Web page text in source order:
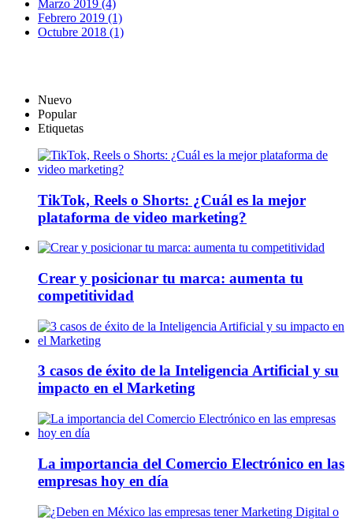
Marzo 2019 (4)
Febrero 2019 (1)
Octubre 2018 (1)
Nuevo
Popular
Etiquetas
TikTok, Reels o Shorts: ¿Cuál es la mejor
plataforma de video marketing?
Crear y posicionar tu marca: aumenta tu
competitividad
3 casos de éxito de la Inteligencia Artificial y su
impacto en el Marketing
La importancia del Comercio Electrónico en las
empresas hoy en día